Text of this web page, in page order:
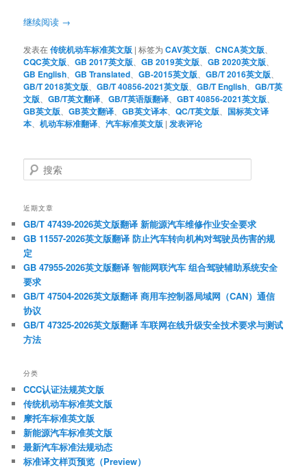
继续阅读 →
发表在传统机动车标准英文版 |标签为 CAV英文版 、CNCA英文版
CQC英文版 、GB 2017英文版 、GB 2019英文版 、GB 2020英文版
GB English 、GB Translated 、GB-2015英文版 、GB/T 2016英文版
GB/T 2018英文版 、GB/T 40856-2021英文版 、GB/T English 、GB/T英
文版 、GB/T英文翻译 、GB/T英语版翻译 、GBT 40856-2021英文版
GB英文版 、GB英文翻译 、GB英文译本 、QC/T英文版
国标英文译
本 、机动车标准翻译 、汽车标准英文版 | 发表评论
搜
索
近期文章
GB/T 47439-2026英文版翻译 新能源汽车维修作业安全要求
GB 11557-2026英文版翻译 防止汽车转向机构对驾驶员伤害的规
定
GB 47955-2026英文版翻译 智能网联汽车 组合驾驶辅助系统安全
要求
GB/T 47504-2026英文版翻译 商用车控制器局域网（CAN）通信
协议
GB/T 47325-2026英文版翻译 车联网在线升级安全技术要求与测试
方法
分类
CCC认证法规英文版
传统机动车标准英文版
摩托车标准英文版
新能源汽车标准英文版
最新汽车标准法规动态
标准译文样页预览（Preview）